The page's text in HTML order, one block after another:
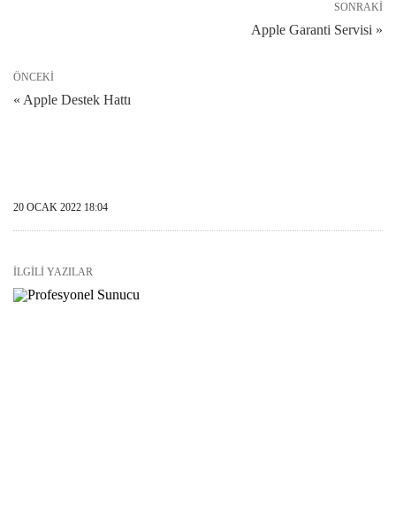
SONRAKI
Apple Garanti Servisi »
ÖNCEKI
« Apple Destek Hattı
20 OCAK 2022 18:04
İLGILI YAZILAR